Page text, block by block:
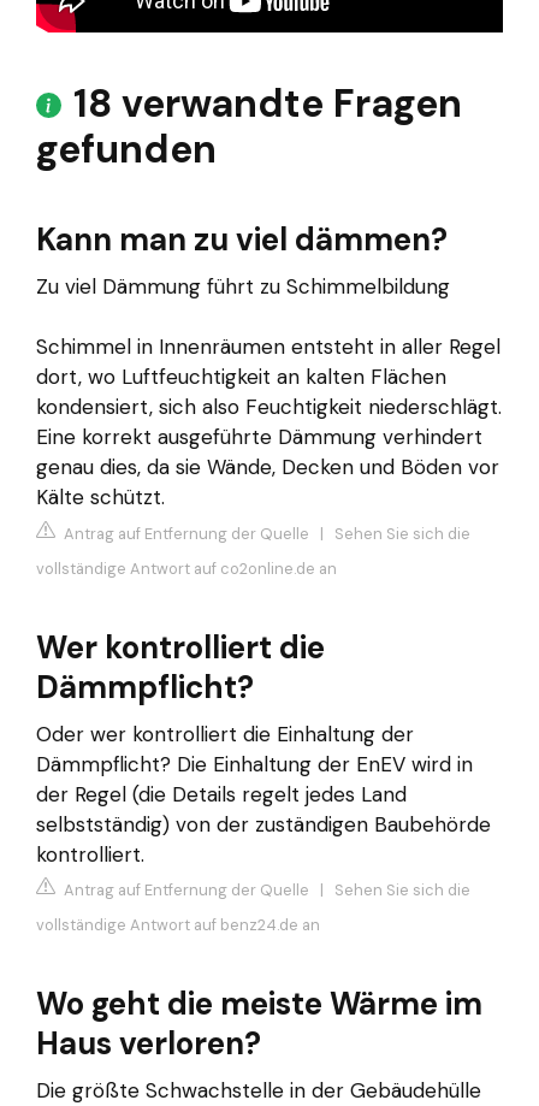
18 verwandte Fragen
gefunden
Kann man zu viel dämmen?
Zu viel Dämmung führt zu Schimmelbildung
Schimmel in Innenräumen entsteht in aller Regel
dort, wo Luftfeuchtigkeit an kalten Flächen
kondensiert, sich also Feuchtigkeit niederschlägt.
Eine korrekt ausgeführte Dämmung verhindert
genau dies, da sie Wände, Decken und Böden vor
Kälte schützt.
Antrag auf Entfernung der Quelle | Sehen Sie sich die
vollständige Antwort auf co2online.de an
Wer kontrolliert die
Dämmpflicht?
Oder wer kontrolliert die Einhaltung der
Dämmpflicht? Die Einhaltung der EnEV wird in
der Regel (die Details regelt jedes Land
selbstständig) von der zuständigen Baubehörde
kontrolliert.
Antrag auf Entfernung der Quelle | Sehen Sie sich die
vollständige Antwort auf benz24.de an
Wo geht die meiste Wärme im
Haus verloren?
Die größte Schwachstelle in der Gebäudehülle